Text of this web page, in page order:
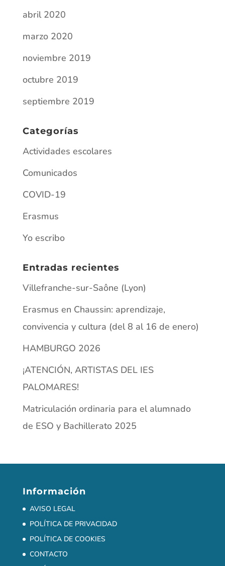
abril 2020
marzo 2020
noviembre 2019
octubre 2019
septiembre 2019
Categorías
Actividades escolares
Comunicados
COVID-19
Erasmus
Yo escribo
Entradas recientes
Villefranche-sur-Saône (Lyon)
Erasmus en Chaussin: aprendizaje,
convivencia y cultura (del 8 al 16 de enero)
HAMBURGO 2026
¡ATENCIÓN, ARTISTAS DEL IES
PALOMARES!
Matriculación ordinaria para el alumnado
de ESO y Bachillerato 2025
Información
AVISO LEGAL
POLÍTICA DE PRIVACIDAD
POLÍTICA DE COOKIES
CONTACTO